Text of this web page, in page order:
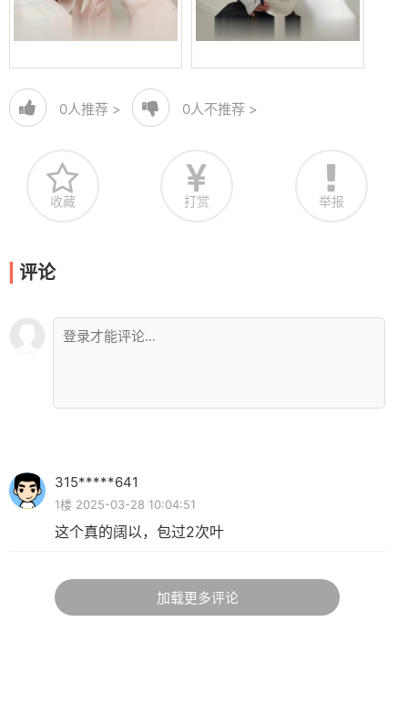
0人推荐 > 0人不推荐 >
收藏 打赏 举报
评论
315*****641
1楼 2025-03-28 10:04:51
这个真的阔以，包过2次叶
加载更多评论